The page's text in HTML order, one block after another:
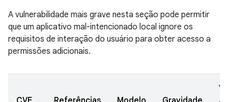
A vulnerabilidade mais grave nesta seção pode permitir
que um aplicativo mal-intencionado local ignore os
requisitos de interação do usuário para obter acesso a
permissões adicionais.